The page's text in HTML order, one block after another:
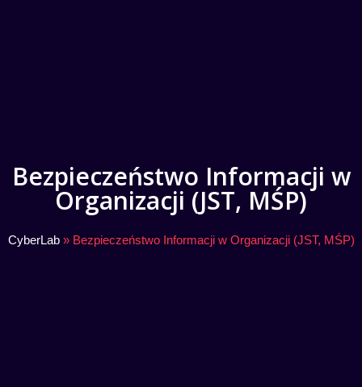
Bezpieczeństwo Informacji w
Organizacji (JST, MŚP)
CyberLab» Bezpieczeństwo Informacji w Organizacji (JST, MŚP)